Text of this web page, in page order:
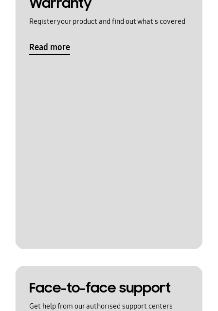
Register your product and find out what's covered
Read more
Face-to-face support
Get help from our authorised support centers